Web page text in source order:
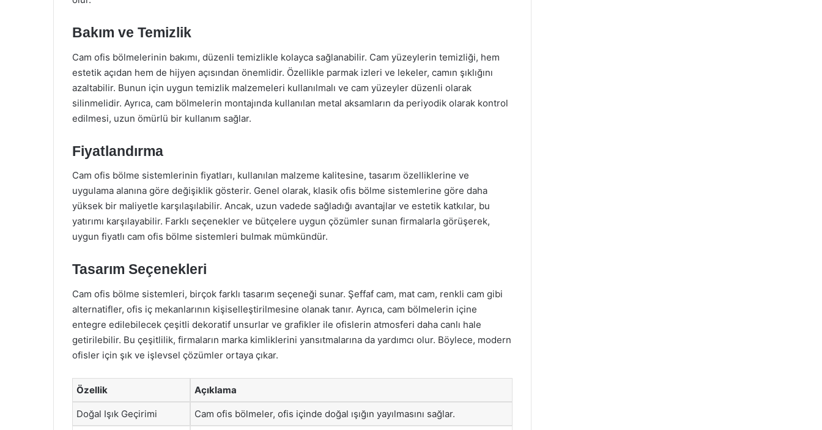
Bakım ve Temizlik
Cam ofis bölmelerinin bakımı, düzenli temizlikle kolayca sağlanabilir. Cam yüzeylerin temizliği, hem
estetik açıdan hem de hijyen açısından önemlidir. Özellikle parmak izleri ve lekeler, camın şıklığını
azaltabilir. Bunun için uygun temizlik malzemeleri kullanılmalı ve cam yüzeyler düzenli olarak
silinmelidir. Ayrıca, cam bölmelerin montajında kullanılan metal aksamların da periyodik olarak kontrol
edilmesi, uzun ömürlü bir kullanım sağlar.
Fiyatlandırma
Cam ofis bölme sistemlerinin fiyatları, kullanılan malzeme kalitesine, tasarım özelliklerine ve
uygulama alanına göre değişiklik gösterir. Genel olarak, klasik ofis bölme sistemlerine göre daha
yüksek bir maliyetle karşılaşılabilir. Ancak, uzun vadede sağladığı avantajlar ve estetik katkılar, bu
yatırımı karşılayabilir. Farklı seçenekler ve bütçelere uygun çözümler sunan firmalarla görüşerek,
uygun fiyatlı cam ofis bölme sistemleri bulmak mümkündür.
Tasarım Seçenekleri
Cam ofis bölme sistemleri, birçok farklı tasarım seçeneği sunar. Şeffaf cam, mat cam, renkli cam gibi
alternatifler, ofis iç mekanlarının kişiselleştirilmesine olanak tanır. Ayrıca, cam bölmelerin içine
entegre edilebilecek çeşitli dekoratif unsurlar ve grafikler ile ofislerin atmosferi daha canlı hale
getirilebilir. Bu çeşitlilik, firmaların marka kimliklerini yansıtmalarına da yardımcı olur. Böylece, modern
ofisler için şık ve işlevsel çözümler ortaya çıkar.
Özellik Açıklama
Doğal Işık Geçirimi Cam ofis bölmeler, ofis içinde doğal ışığın yayılmasını sağlar.